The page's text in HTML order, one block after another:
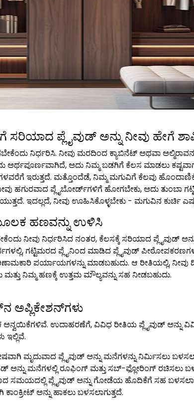
ಪ್ಲೈವುಡ್ ಅನ್ನು ನೀವು ಹೇಗೆ
ನಿರ್ಧರಿಸಿ. ನೀವು ಮರದಿಂದ ಕ್ಯಾಬಿನೆಟ್ ಅಥವಾ
ಅರ್ಥಪೂರ್ಣವಾಗಿದೆ, ಅದು ನಿಮ್ಮ ಬಡಗಿಗೆ ಕೆಲಸ ಮಾಡಲು
ಇರುತ್ತದೆ. ಮತ್ತೊಂದೆಡೆ, ನಿಮ್ಮ ಮಗುವಿಗೆ ಕೆಲವು
ಹಗುರವಾದ ಪ್ಲೈಬೋರ್ಡ್‌ಗಳಿಗೆ ಹೋಗಬೇಕು, ಅದು ತುಂಬಾ
ಇದಲ್ಲದೆ, ನೀವು ಊಹಿಸಿಕೊಳ್ಳಬೇಕು - ಮಗುವಿನ ಕುರ್ಚಿ
ಹಣವನ್ನು ಉಳಿಸಿ
ನೀವು ನಿರ್ಧರಿಸಿದ ನಂತರ, ಕೆಲಸಕ್ಕೆ ಸರಿಯಾದ ಪ್ಲೈವುಡ್
ಗಟ್ಟಿಮರದ ಪ್ಲೈನಿಂದ ಮಾಡಿದ ಪ್ಲೈವುಡ್
ಪರ್ಯಾಯಗಳನ್ನು ಮಾಡಬಹುದು. ಆ ರೀತಿಯಲ್ಲಿ,
ನಿಮ್ಮ ಹಣಕ್ಕೆ ಉತ್ತಮ ಮೌಲ್ಯವನ್ನು ಸಹ ನೀಡಬಹುದು.
ಅಪ್ಲಿಕೇಶನ್‌ಗಳು
ಅನ್ವಯಿಕೆಗಳಿವೆ. ಉದಾಹರಣೆಗೆ, ವಿವಿಧ ರೀತಿಯ ಪ್ಲೈವುಡ್ ಅನ್ನು
ಇಲ್ಲಿವೆ.
ಮೃದುವಾದ ಪ್ಲೈವುಡ್ ಅನ್ನು ಮನೆಗಳನ್ನು ನಿರ್ಮಿಸಲು
ಅನ್ನು ಮನೆಗಳಲ್ಲಿ ರೂಫಿಂಗ್ ಮತ್ತು ಸಬ್-ಫ್ಲೋರಿಂಗ್ ರಚಿಸಲು
ಸಮಯದಲ್ಲಿ ಪ್ಲೈವುಡ್ ಅನ್ನು ಗೋಡೆಯ ಹೊದಿಕೆಗೆ ಸಹ
ಅನ್ನು ಹಾಕಲು ಬಳಸಲಾಗುತ್ತದೆ.